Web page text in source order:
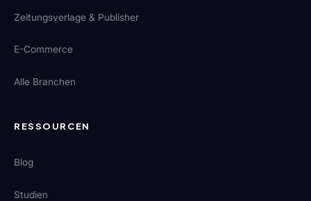
Zeitungsverlage & Publisher
E-Commerce
Alle Branchen
RESSOURCEN
Blog
Studien